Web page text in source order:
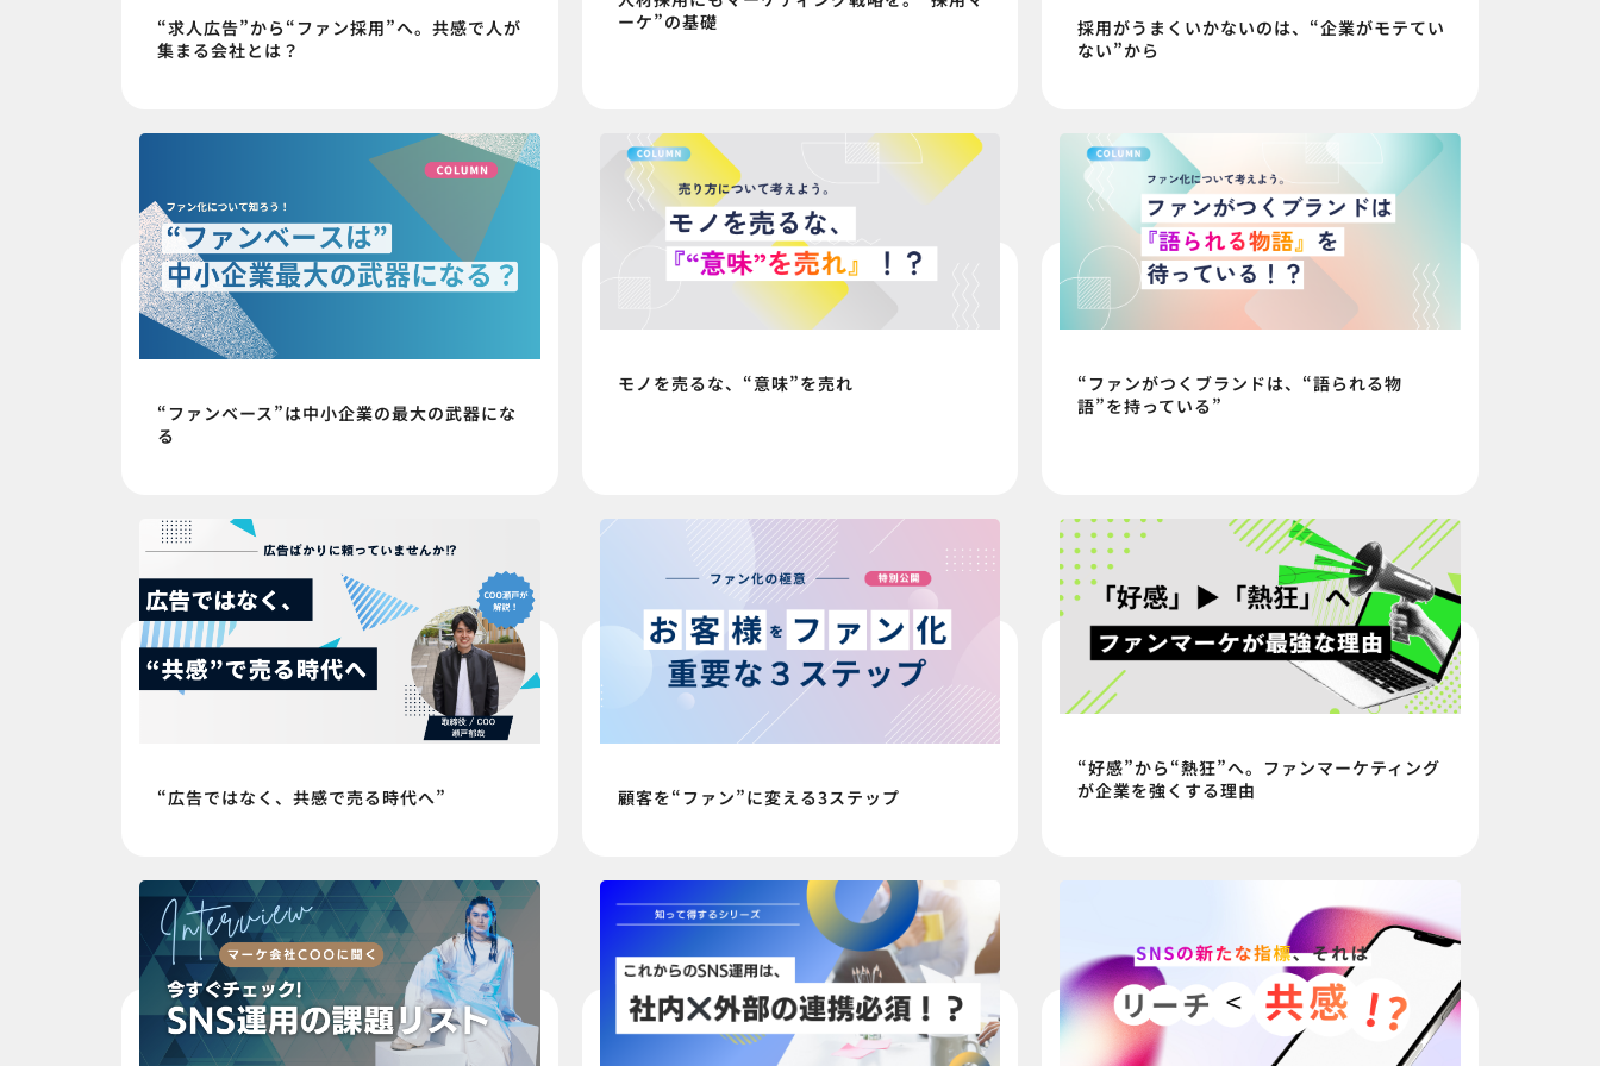
“求人広告”から“ファン採用”へ。共感で人が
集まる会社とは？
ーケ”の基礎
採用がうまくいかないのは、“企業がモテてい
ない”から
“ファンベース”は中小企業の最大の武器にな
る
モノを売るな、“意味”を売れ
“ファンがつくブランドは、“語られる物
語”を持っている”
“広告ではなく、共感で売る時代へ” 顧客を“ファン”に変える3ステップ
“好感”から“熱狂”へ。ファンマーケティング
が企業を強くする理由